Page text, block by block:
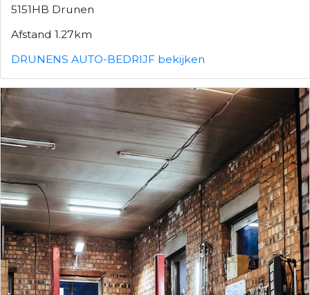
5151HB Drunen
Afstand 1.27km
DRUNENS AUTO-BEDRIJF bekijken